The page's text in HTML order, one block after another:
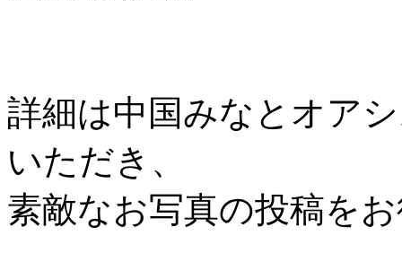
詳細は中国みなとオア
いただき、
素敵なお写真の投稿を